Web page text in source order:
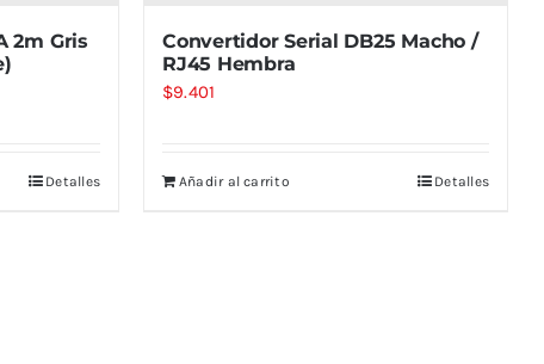
2m Gris
Detalles
Convertidor Serial DB25 Macho /
RJ45 Hembra
$9.401
Añadir al carrito Detalles